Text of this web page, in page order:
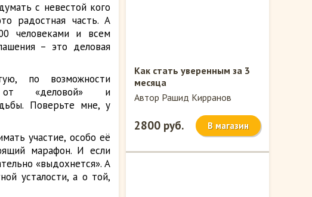
с невестой кого
радостная часть. А
человеками и всем
– это деловая
по возможности
от «деловой» и
Поверьте мне, у
участие, особо её
марафон. И если
«выдохнется». А
усталости, а о той,
Как стать уверенным за 3
месяца
Автор Рашид Кирранов
2800 руб. В магазин